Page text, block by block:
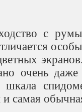
с
очень
шкала
самая